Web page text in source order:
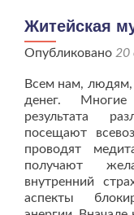
Житейская
Опубликовано 20
Всем нам, людям,
денег.
результата
посещают
проводят
получают
внутренний
аспекты